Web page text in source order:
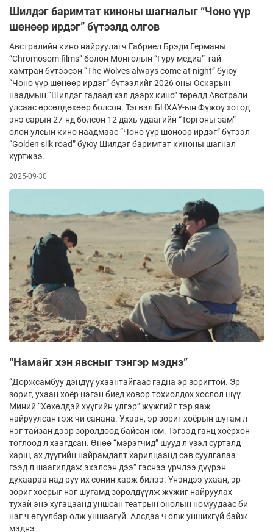
Шилдэг баримтат киноны шагналыг “Чоно үүр
шөнөөр ирдэг” бүтээлд олгов
Австралийн кино найруулагч Габриел Брэди Германы
“Chromosom films” болон Монголын “Гуру медиа”-тай
хамтран бүтээсэн “The Wolves always come at night” буюу
“Чоно үүр шөнөөр ирдэг” бүтээлийг 2026 оны Оскарын
наадмын “Шилдэг гадаад хэл дээрх кино” төрөлд Австрали
улсаас өрсөлдөхөөр болсон. Тэгвэл БНХАУ-ын Фүжоү хотод
энэ сарын 27-нд болсон 12 дахь удаагийн “Торгоны зам”
олон улсын кино наадмаас “Чоно үүр шөнөөр ирдэг” бүтээл
“Golden silk road” буюу Шилдэг баримтат киноны шагнал
хүртжээ.
2025-09-30
“Намайг хэн явсныг тэнгэр мэднэ”
“Доржсамбуу дэндүү ухаантайгаас гадна эр зоригтой. Эр
зориг, ухаан хоёр нэгэн биед ховор тохиолдох хослол шүү.
Миний “Хөхөлдэй хүүгийн үлгэр” жүжгийг тэр яаж
найруулсан гэж чи санана. Ухаан, эр зориг хоёрын шугам л
нэг тайзан дээр зөрөлдөөд байсан юм. Тэгээд ганц хоёрхон
тоглоод л хаагдсан. Өнөө “мэрэгчид” шууд л үзэл сурталд
харш, ах дүүгийн найрамдалт харилцаанд сэв суулгалаа
гээд л шаагилдаж эхэлсэн дээ” гэснээ үрчлээ дүүрэн
духаараа над руу их сонин харж билээ. Үнэндээ ухаан, эр
зориг хоёрыг нэг шугамд зөрөлдүүлж жүжиг найруулах
тухай энэ хугацаанд уншсан театрын онолын номуудаас би
нэг ч өгүүлбэр олж уншаагүй. Алсдаа ч олж уншихгүй байж
мэднэ